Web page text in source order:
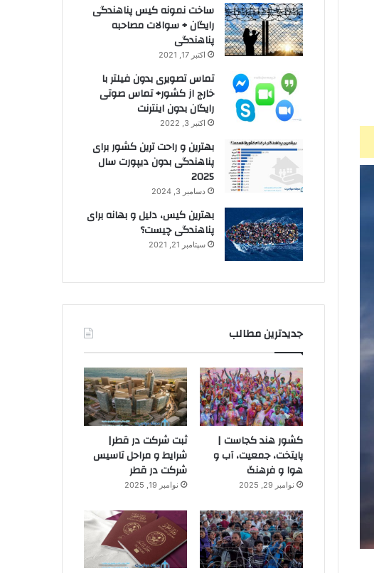
ساخت نمونه کیس پناهندگی
رایگان + سوالات مصاحبه
پناهندگی
اکتبر 17, 2021
تماس تصویری بدون فیلتر با
خارج از کشور+ تماس صوتی
رایگان بدون اینترنت
اکتبر 3, 2022
بهترین و راحت ترین کشور برای
پناهندگی بدون دیپورت سال
2025
دسامبر 3, 2024
بهترین کیس، دلیل و بهانه برای
پناهندگی چیست؟
سپتامبر 21, 2021
جدیدترین مطالب
کشور هند کجاست |
پایتخت، جمعیت، آب و
هوا و فرهنگ
نوامبر 29, 2025
ثبت شرکت در قطر|
شرایط و مراحل تاسیس
شرکت در قطر
نوامبر 19, 2025